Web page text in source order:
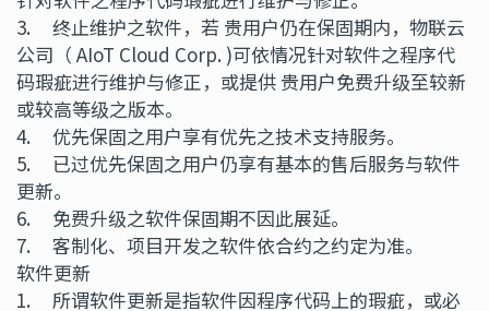
3. 终止维护之软件，若 贵用户仍在保固期内，物联云
公司（ AIoT Cloud Corp. )可依情况针对软件之程序代
码瑕疵进行维护与修正，或提供 贵用户免费升级至较新
或较高等级之版本。
4. 优先保固之用户享有优先之技术支持服务。
5. 已过优先保固之用户仍享有基本的售后服务与软件
更新。
6. 免费升级之软件保固期不因此展延。
7. 客制化、项目开发之软件依合约之约定为准。
软件更新
1. 所谓软件更新是指软件因程序代码上的瑕疵，或必